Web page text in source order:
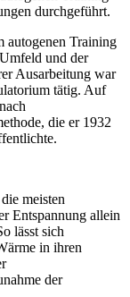
durchgeführt.
autogenen Training
und der
Ausarbeitung war
tätig. Auf
die er 1932
meisten
Entspannung allein
lässt sich
in ihren
der